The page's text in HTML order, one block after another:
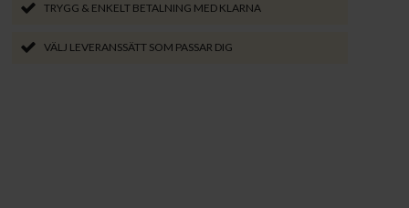
TRYGG & ENKELT BETALNING MED KLARNA
VÄLJ LEVERANSSÄTT SOM PASSAR DIG